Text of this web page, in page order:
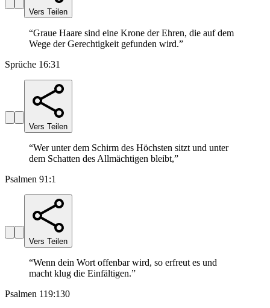
Vers Teilen
“Graue Haare sind eine Krone der Ehren, die auf dem
Wege der Gerechtigkeit gefunden wird.”
Sprüche 16:31
Vers Teilen
“Wer unter dem Schirm des Höchsten sitzt und unter
dem Schatten des Allmächtigen bleibt,”
Psalmen 91:1
Vers Teilen
“Wenn dein Wort offenbar wird, so erfreut es und
macht klug die Einfältigen.”
Psalmen 119:130